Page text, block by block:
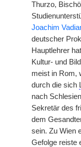
Thurzo,
Joachim
deutscher
Hauptlehrer
Kultur- und
meist in Rom,
durch die sich
nach
Sekretär des
dem
sein. Zu Wien
Gefolge reiste